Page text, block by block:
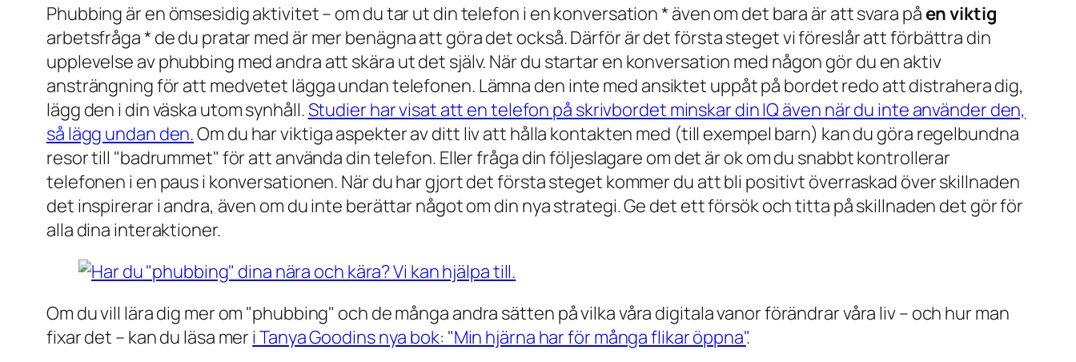
Phubbing är en ömsesidig aktivitet – om du tar ut din telefon i en konversation * även om det bara är att svara på en viktig
arbetsfråga * de du pratar med är mer benägna att göra det också. Därför är det första steget vi föreslår att förbättra din
upplevelse av phubbing med andra att skära ut det själv. När du startar en konversation med någon gör du en aktiv
ansträngning för att medvetet lägga undan telefonen. Lämna den inte med ansiktet uppåt på bordet redo att distrahera dig,
lägg den i din väska utom synhåll.Studier har visat att en telefon på skrivbordet minskar din IQ även när du inte använder den,
så lägg undan den.Om du har viktiga aspekter av ditt liv att hålla kontakten med (till exempel barn) kan du göra regelbundna
resor till "badrummet" för att använda din telefon. Eller fråga din följeslagare om det är ok om du snabbt kontrollerar
telefonen i en paus i konversationen. När du har gjort det första steget kommer du att bli positivt överraskad över skillnaden
det inspirerar i andra, även om du inte berättar något om din nya strategi. Ge det ett försök och titta på skillnaden det gör för
alla dina interaktioner.
Om du vill lära dig mer om "phubbing" och de många andra sätten på vilka våra digitala vanor förändrar våra liv – och hur man
fixar det – kan du läsa mer i Tanya Goodins nya bok: "Min hjärna har för många flikar öppna".